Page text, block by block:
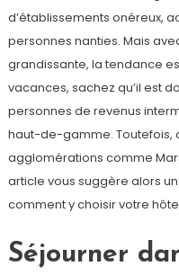
d’établissements onéreux,
personnes nanties. Mais
grandissante, la tendance
vacances, sachez qu’il est
personnes de revenus
haut-de-gamme. Toutefois,
agglomérations comme
article vous suggère alors
comment y choisir votre
Séjourner